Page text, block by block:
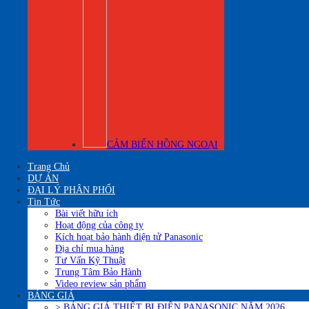
CẢM BIẾN HỒNG NGOẠI
Trang Chủ
DỰ ÁN
ĐẠI LÝ PHÂN PHỐI
Tin Tức
Bài viết hữu ích
Hoạt động của công ty
Kích hoạt bảo hành điện tử Panasonic
Địa chỉ mua hàng
Tư Vấn Kỹ Thuật
Trung Tâm Bảo Hành
Video review sản phẩm
BẢNG GIÁ